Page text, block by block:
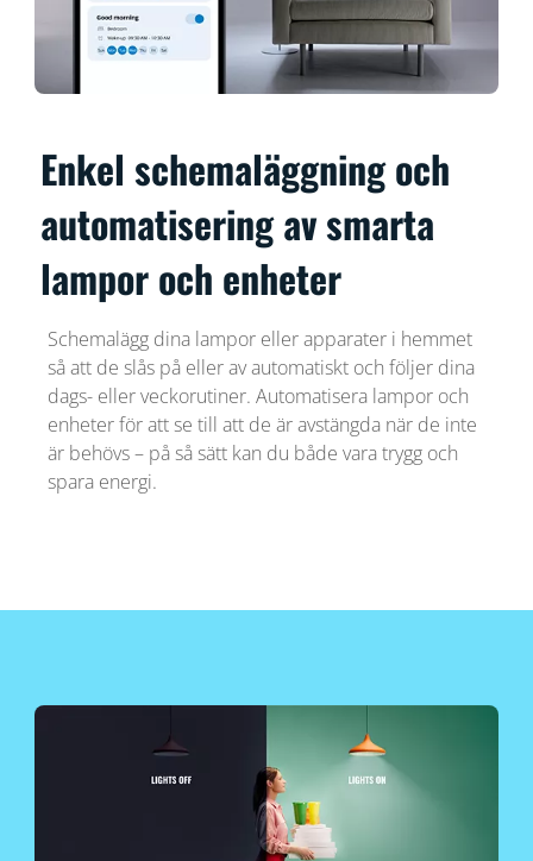
Enkel schemaläggning och
automatisering av smarta
lampor och enheter
Schemalägg dina lampor eller apparater i hemmet
så att de slås på eller av automatiskt och följer dina
dags- eller veckorutiner. Automatisera lampor och
enheter för att se till att de är avstängda när de inte
är behövs – på så sätt kan du både vara trygg och
spara energi.